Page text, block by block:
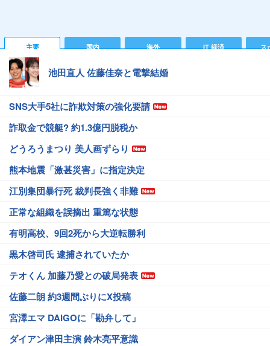
主要 国内 海外 IT 経済 ス
池田直人 佐藤佳奈と電撃結婚
SNS大手5社に詐欺対策の強化要請
詐取金で競艇? 約1.3億円脱税か
どうろうまつり 美人画ずらり
熊本地震「激甚災害」に指定決定
江別集団暴行死 裁判長強く非難
正常な組織を誤摘出 重篤な状態
有明高校、9回2死から大逆転勝利
黒木啓司氏 逮捕されていたか
テオくん 加藤乃愛との破局発表
佐藤二朗 約3週間ぶりにX投稿
宮澤エマ DAIGOに「勘弁して」
ダイアン津田主演 鈴木亮平意識